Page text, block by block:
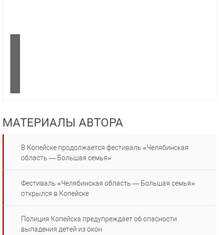
МАТЕРИАЛЫ АВТОРА
В Копейске продолжается фестиваль «Челябинская
область — Большая семья»
Фестиваль «Челябинская область — Большая семья»
открылся в Копейске
Полиция Копейска предупреждает об опасности
выпадения детей из окон